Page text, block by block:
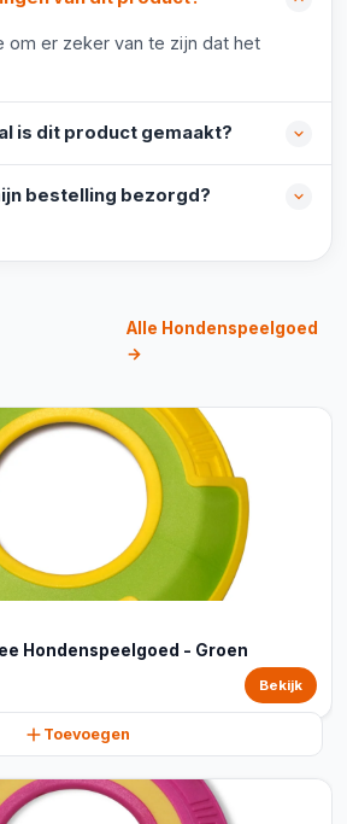
om er zeker van te zijn dat het
is dit product gemaakt?
bestelling bezorgd?
Alle Hondenspeelgoed
→
Hondenspeelgoed - Groen
Bekijk
Toevoegen